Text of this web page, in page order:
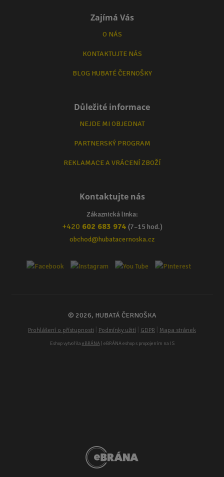
Zajímá Vás
O NÁS
KONTAKTUJTE NÁS
BLOG HUBATÉ ČERNOŠKY
Důležité informace
NEJDE MI OBJEDNAT
PARTNERSKÝ PROGRAM
REKLAMACE A VRÁCENÍ ZBOŽÍ
Kontaktujte nás
Zákaznická linka:
+420 602 683 974 (7–15 hod.)
obchod@hubatacernoska.cz
© 2026, HUBATÁ ČERNOŠKA
Prohlášení o přístupnosti Podmínky užití GDPR Mapa stránek
Eshop vytvořila eBRÁNA| eBRÁNA eshop s propojením na IS